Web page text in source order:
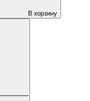
В корзину